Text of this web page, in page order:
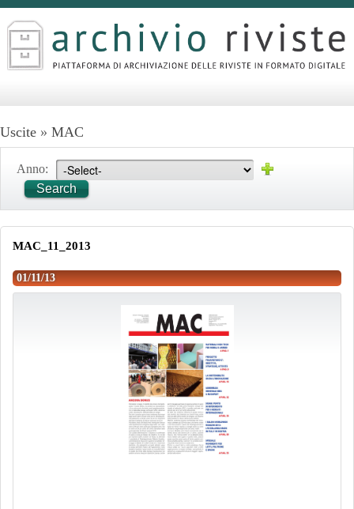
Uscite » MAC
Anno:
Search
MAC_11_2013
01/11/13